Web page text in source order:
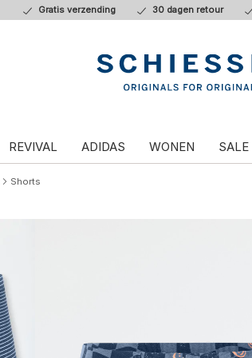
Gratis verzending 30 dagen retour
REVIVAL ADIDAS WONEN SALE
Shorts